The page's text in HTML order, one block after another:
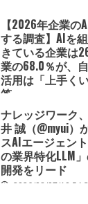
2026/08/07/
ナレッジワーク
井 誠（@myui）
スAIエージェン
の業界特化LLM
開発をリード
AI駆動開発の推
「TinhVan
務提携
2026/08/06/14:54:32